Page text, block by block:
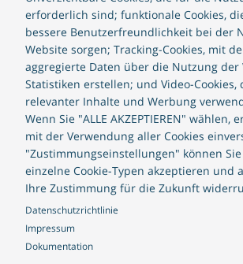
erforderlich sind; funktionale Cookies,
bessere Benutzerfreundlichkeit bei der
Website sorgen; Tracking-Cookies, mit
aggregierte Daten über die Nutzung der
Statistiken erstellen; und Video-Cookies,
relevanter Inhalte und Werbung
Wenn Sie "ALLE AKZEPTIEREN" wählen,
mit der Verwendung aller Cookies
"Zustimmungseinstellungen" können
einzelne Cookie-Typen akzeptieren und
Ihre Zustimmung für die Zukunft
Datenschutzrichtlinie
Impressum
Dokumentation
sind. Somit ist das Kundenerlebnis
über das gesamte digitale Portfolio
Mobile Application Platform
sichere und nahtlose Integration mit
Dienstleistungen und Backoffice-
und bietet gleichzeitig die
modernen Banking-App. Für den
dies, dass er auf allen Geräten, die er
dieselben Funktionen und Daten
ein einheitliches Nutzererlebnis hat.
enthält die Lösung standardmäßige
Verwendung von biometrischen Daten
Authentifizierung oder die Nutzung